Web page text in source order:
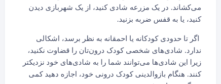
می‌کشاند. در یک مزرعه شادی کنید، از یک شهربازی دیدن
کنید، یا به قفس ضربه بزنید.
اگر تا حدودی کودکانه یا احمقانه به نظر برسد، اشکالی
ندارد. شادی‌های شخصی کودک درون‌تان را قضاوت نکنید،
زیرا این شادی‌ها می‌توانند شما را به شادی‌های خود نزدیکتر
کنند. هنگام بازوالدینی کودک درونی خود، اجازه دهید کمی